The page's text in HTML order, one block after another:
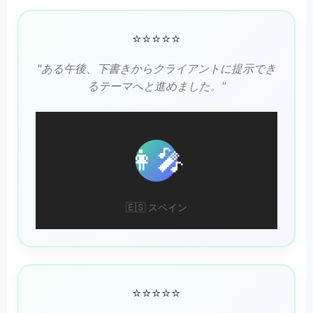
⭐⭐⭐⭐⭐
"ある午後、下書きからクライアントに提示でき
るテーマへと進めました。"
👩‍🎤
🇪🇸 スペイン
⭐⭐⭐⭐⭐